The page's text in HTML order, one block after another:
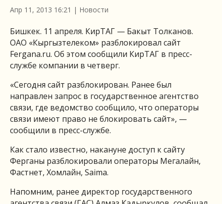
Апр 11, 2013 16:21 | Новости
Бишкек. 11 апреля. КирТАГ — Бакыт Толканов.
ОАО «Кыргызтелеком» разблокировал сайт
Fergana.ru. Об этом сообщили КирТАГ в пресс-
службе компании в четверг.
«Сегодня сайт разблокирован. Ранее был
направлен запрос в государственное агентство
связи, где ведомство сообщило, что операторы
связи имеют право не блокировать сайт», —
сообщили в пресс-службе.
Как стало известно, накануне доступ к сайту
Ферганы разблокировали операторы Мегалайн,
Фастнет, Хомлайн, Saima.
Напомним, ранее директор государственного